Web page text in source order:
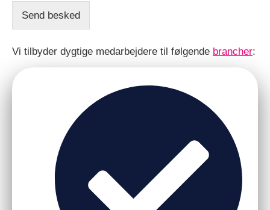
Send besked
Vi tilbyder dygtige medarbejdere til følgende brancher: